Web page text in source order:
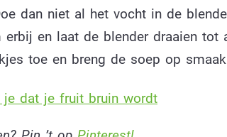
dan niet al het vocht in de
erbij en laat de blender draaien tot
toe en breng de soep op
je dat je fruit bruin wordt